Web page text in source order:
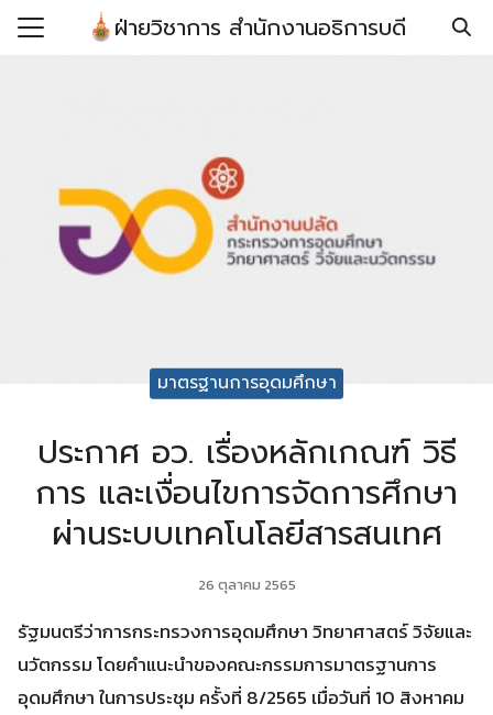
Skip
ฝ่ายวิชาการ สำนักงานอธิการบดี
ลดแบบฟอร์ม/เอกสาร
บ/ประกาศ/คำสั่ง/ข้อ
มาตรฐานการอุดมศึกษา
ประกาศ อว. เรื่องหลักเกณฑ์ วิธี
การ และเงื่อนไขการจัดการศึกษา
ผ่านระบบเทคโนโลยีสารสนเทศ
26 ตุลาคม 2565
รัฐมนตรีว่าการกระทรวงการอุดมศึกษา วิทยาศาสตร์ วิจัยและ
นวัตกรรม โดยคำแนะนำของคณะกรรมการมาตรฐานการ
อุดมศึกษา ในการประชุม ครั้งที่ 8/2565 เมื่อวันที่ 10 สิงหาคม